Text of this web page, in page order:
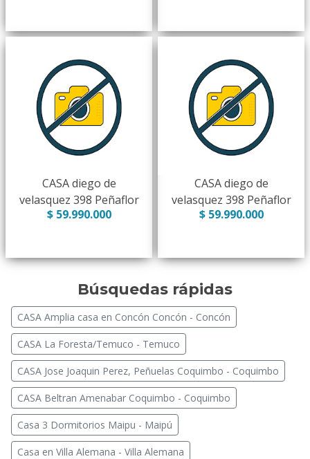
CASA diego de
velasquez 398 Peñaflor
$ 59.990.000
CASA diego de
velasquez 398 Peñaflor
$ 59.990.000
Búsquedas rápidas
CASA Amplia casa en Concón Concón - Concón
CASA La Foresta/Temuco - Temuco
CASA Jose Joaquin Perez, Peñuelas Coquimbo - Coquimbo
CASA Beltran Amenabar Coquimbo - Coquimbo
Casa 3 Dormitorios Maipu - Maipú
Casa en Villa Alemana - Villa Alemana